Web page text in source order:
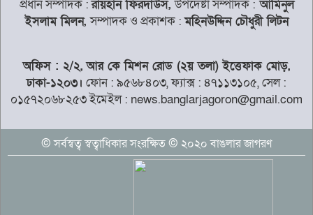
কুলাউড়ায় চা শ্রমিকদের কর্মবিরতি
বিদায়ী বছরে বোয়েসেল’র রেকর্ড, জনশক্তি
রপ্তানি ১৯১৯৭
মেসিকে হত্যার ছক, বেরিয়ে এলো ভয়াবহ
তথ্য
প্রধান সম্পাদক :রায়হান ফিরদাউস,উপদেষ্টা সম্পাদক : আমিনুল
ইসলাম মিলন,সম্পাদক ও প্রকাশক :মহিনউদ্দিন চৌধুরী লিটন
অফিস : ২/২, আর কে মিশন রোড (২য় তলা) ইত্তেফাক মোড়,
ঢাকা-১২০৩। ফোন : ৯৫৬৮৪০৩, ফ্যাক্স : ৪৭১১৩১০৫, সেল :
০১৫৭২০৬৮২৫৩ ইমেইল : news.banglarjagoron@gmail.com
© সর্বস্বত্ব স্বত্বাধিকার সংরক্ষিত © ২০২০ বাঙলার জাগরণ